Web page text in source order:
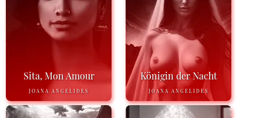
Sita, Mon Amour
JOANA ANGELIDES
Königin der Nacht
JOANA ANGELIDES